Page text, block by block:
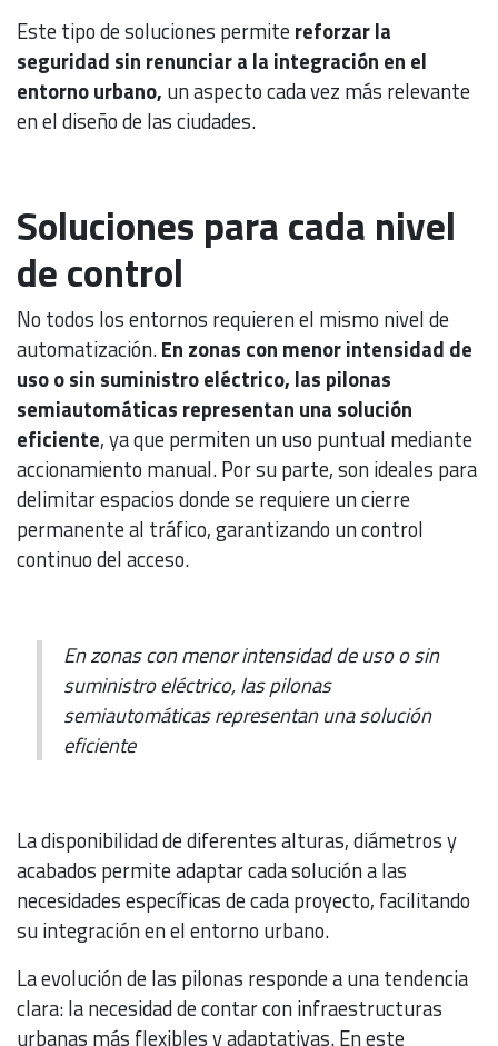
Este tipo de soluciones permitereforzar la
seguridad sin renunciar a la integración en el
entorno urbano, un aspecto cada vez más relevante
en el diseño de las ciudades.
Soluciones para cada nivel
de control
No todos los entornos requieren el mismo nivel de
automatización.En zonas con menor intensidad de
uso o sin suministro eléctrico, las pilonas
semiautomáticas representan una solución
eficiente, ya que permiten un uso puntual mediante
accionamiento manual. Por su parte, son ideales para
delimitar espacios donde se requiere un cierre
permanente al tráfico, garantizando un control
continuo del acceso.
En zonas con menor intensidad de uso o sin
suministro eléctrico, las pilonas
semiautomáticas representan una solución
eficiente
La disponibilidad de diferentes alturas, diámetros y
acabados permite adaptar cada solución a las
necesidades específicas de cada proyecto, facilitando
su integración en el entorno urbano.
La evolución de las pilonas responde a una tendencia
clara: la necesidad de contar con infraestructuras
urbanas más flexibles y adaptativas. En este